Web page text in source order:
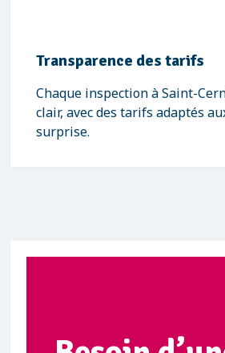
Transparence des tarifs
Chaque inspection à Saint-
clair, avec des tarifs adaptés
surprise.